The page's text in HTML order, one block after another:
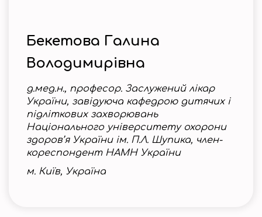
Бекетова Галина
Володимирівна
д.мед.н., професор. Заслужений лікар
України, завідуюча кафедрою дитячих і
підліткових захворювань
Національного університету охорони
здоров’я України ім. П.Л. Шупика, член-
кореспондент НАМН України
м. Київ, Україна